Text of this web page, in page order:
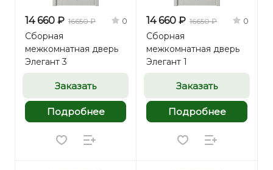
14 660 ₽ 16650 ₽ 0
Сборная
межкомнатная дверь
Элегант 3
Заказать
Подробнее
14 660 ₽ 16650 ₽ 0
Сборная
межкомнатная дверь
Элегант 1
Заказать
Подробнее